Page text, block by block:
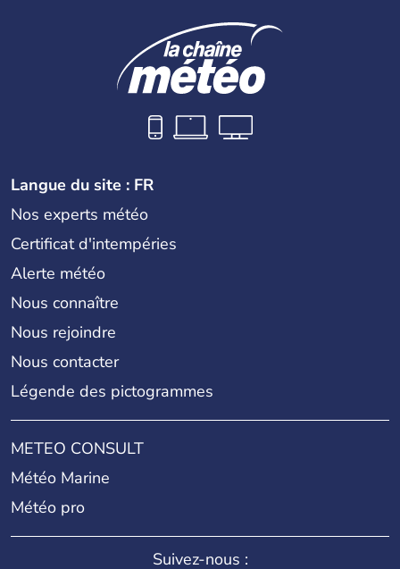
Langue du site : FR
Nos experts météo
Certificat d'intempéries
Alerte météo
Nous connaître
Nous rejoindre
Nous contacter
Légende des pictogrammes
METEO CONSULT
Météo Marine
Météo pro
Suivez-nous :